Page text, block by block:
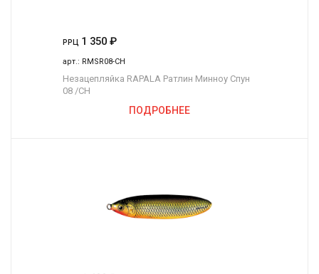
РРЦ 1 350 ₽
арт.: RMSR08-CH
Незацепляйка RAPALA Ратлин Минноу Спун
08 /CH
ПОДРОБНЕЕ